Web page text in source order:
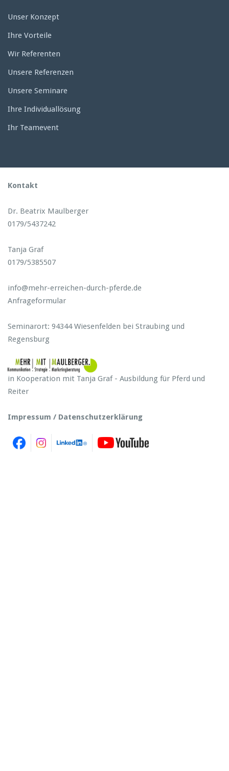
Unser Konzept
Ihre Vorteile
Wir Referenten
Unsere Referenzen
Unsere Seminare
Ihre Individuallösung
Ihr Teamevent
Kontakt
Dr. Beatrix Maulberger
0179/5437242
Tanja Graf
0179/5385507
info@mehr-erreichen-durch-pferde.de
Anfrageformular
Seminarort: 94344 Wiesenfelden bei Straubing und
Regensburg
in Kooperation mit Tanja Graf - Ausbildung für Pferd und
Reiter
Impressum / Datenschutzerklärung